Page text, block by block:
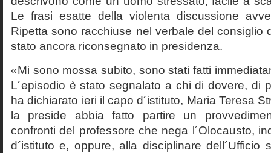
Le frasi esatte della violenta discussione
Ripetta sono racchiuse nel verbale del consiglio
stato ancora riconsegnato in presidenza.
«Mi sono mossa subito, sono stati fatti
L´episodio è stato segnalato a chi di dovere, di
ha dichiarato ieri il capo d´istituto, Maria Teresa
la preside abbia fatto partire un
confronti del professore che nega l´Olocausto,
d´istituto e, oppure, alla disciplinare dell´Ufficio